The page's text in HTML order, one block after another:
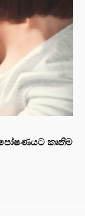
කෘතිම